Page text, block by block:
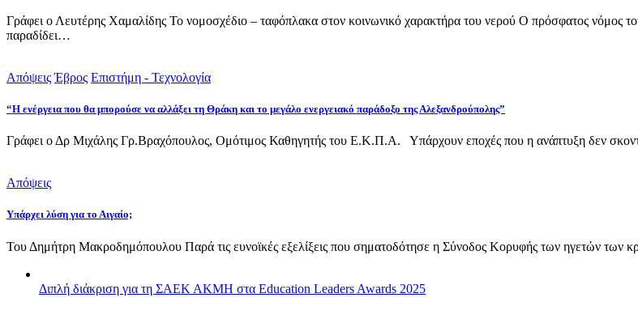
Γράφει ο Λευτέρης Χαμαλίδης Το νομοσχέδιο – ταφόπλακα στον κοινωνικό χαρακτήρα του νερού Ο πρόσφατος νόμος
παραδίδει…
Απόψεις Έβρος Επιστήμη - Τεχνολογία
“Η ενέργεια που θα μπορούσε να αλλάξει τη Θράκη και το μεγάλο ενεργειακό παράδοξο της Αλεξανδρούπολης”
Γράφει ο Δρ Μιχάλης Γρ.Βραχόπουλος, Ομότιμος Καθηγητής του Ε.Κ.Π.Α. Υπάρχουν εποχές που η ανάπτυξη δεν
Απόψεις
Υπάρχει λύση για το Αιγαίο;
Του Δημήτρη Μακροδημόπουλου Παρά τις ευνοϊκές εξελίξεις που σηματοδότησε η Σύνοδος Κορυφής των ηγετών
Διπλή διάκριση για τη ΣΑΕΚ ΑΚΜΗ στα Education Leaders Awards 2025